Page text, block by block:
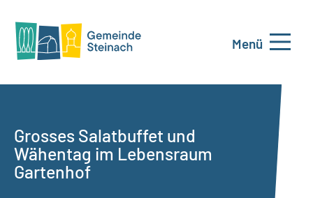
Menü
Grosses Salatbuffet und
Wähentag im Lebensraum
Gartenhof